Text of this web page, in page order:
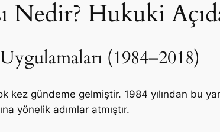
Nedir? Hukuki
(1984–2018)
kez gündeme gelmiştir. 1984 yılından bu
yönelik adımlar atmıştır.